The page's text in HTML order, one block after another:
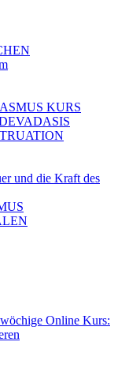
KURS
und die Kraft des
Online Kurs: